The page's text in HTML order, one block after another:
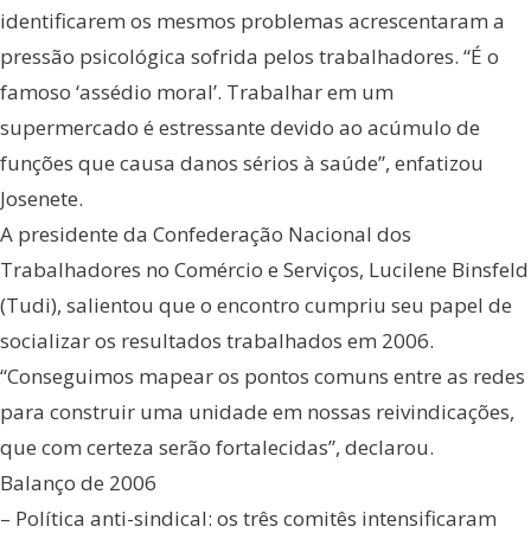
identificarem os mesmos problemas acrescentaram a
pressão psicológica sofrida pelos trabalhadores. “É o
famoso ‘assédio moral’. Trabalhar em um
supermercado é estressante devido ao acúmulo de
funções que causa danos sérios à saúde”, enfatizou
Josenete.
A presidente da Confederação Nacional dos
Trabalhadores no Comércio e Serviços, Lucilene Binsfeld
(Tudi), salientou que o encontro cumpriu seu papel de
socializar os resultados trabalhados em 2006.
“Conseguimos mapear os pontos comuns entre as redes
para construir uma unidade em nossas reivindicações,
que com certeza serão fortalecidas”, declarou.
Balanço de 2006
– Política anti-sindical: os três comitês intensificaram